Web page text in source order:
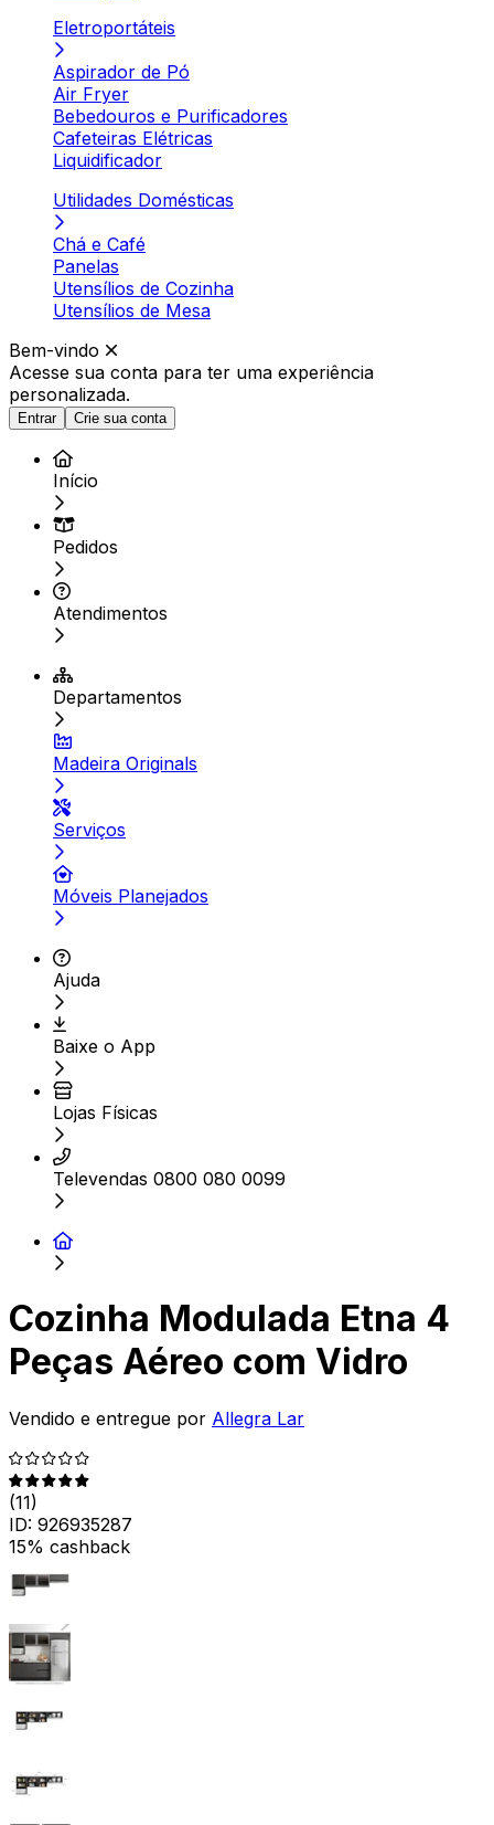
Eletroportáteis
Aspirador de Pó
Air Fryer
Bebedouros e Purificadores
Cafeteiras Elétricas
Liquidificador
Utilidades Domésticas
Chá e Café
Panelas
Utensílios de Cozinha
Utensílios de Mesa
Bem-vindo
Acesse sua conta para ter uma experiência
personalizada.
Entrar Crie sua conta
Início
Pedidos
Atendimentos
Departamentos
Madeira Originals
Serviços
Móveis Planejados
Ajuda
Baixe o App
Lojas Físicas
Televendas 0800 080 0099
Cozinha Modulada Etna 4
Peças Aéreo com Vidro
Vendido e entregue por Allegra Lar
(11)
ID: 926935287
15% cashback